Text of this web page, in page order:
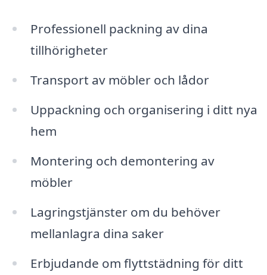
Professionell packning av dina
tillhörigheter
Transport av möbler och lådor
Uppackning och organisering i ditt nya
hem
Montering och demontering av
möbler
Lagringstjänster om du behöver
mellanlagra dina saker
Erbjudande om flyttstädning för ditt